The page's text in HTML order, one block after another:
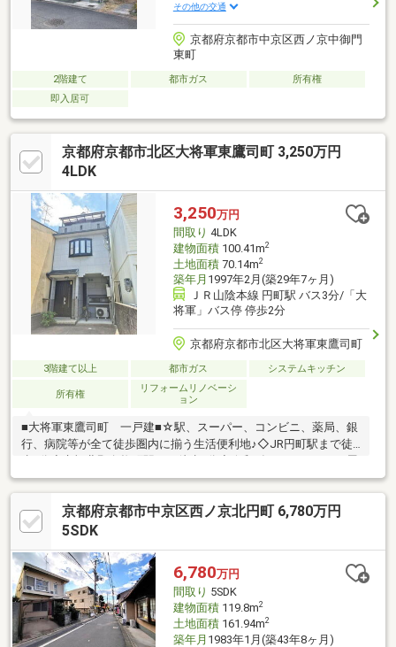
その他の交通
京都府京都市中京区西ノ京中御門
東町
2階建て 都市ガス
所有権
即入居可
京都府京都市北区大将軍東鷹司町 3,250万円
4LDK
3,250万円
間取り 4LDK
建物面積100.41m2
土地面積70.14m2
築年月 1997年2月(築29年7ヶ月)
ＪＲ山陰本線 円町駅 バス3分/「大
将軍」バス停 停歩2分
京都府京都市北区大将軍東鷹司町
3階建て以上 都市ガス システムキッチン
所有権
リフォームリノベーシ
ョン
■大将軍東鷹司町 一戸建■☆駅、スーパー、コンビニ、薬局、銀
行、病院等が全て徒歩圏内に揃う生活便利地♪◇JR円町駅まで徒
歴有り 全室クロス張替、洗面化粧台新調、給湯器新調、畳表替
え 等々◇室内を大変丁寧にお使いです♪◇充実のお部屋数
4LDK、収納スペースも豊富です◇駐車、駐輪、バイク置場も完
備！◇土地面積 約21.21坪◇空家につきお気軽に現地確認して頂
変動金利1.225％ 35年返済の場合）
京都府京都市中京区西ノ京北円町 6,780万円
5SDK
6,780万円
間取り 5SDK
建物面積119.8m2
土地面積161.94m2
築年月 1983年1月(築43年8ヶ月)